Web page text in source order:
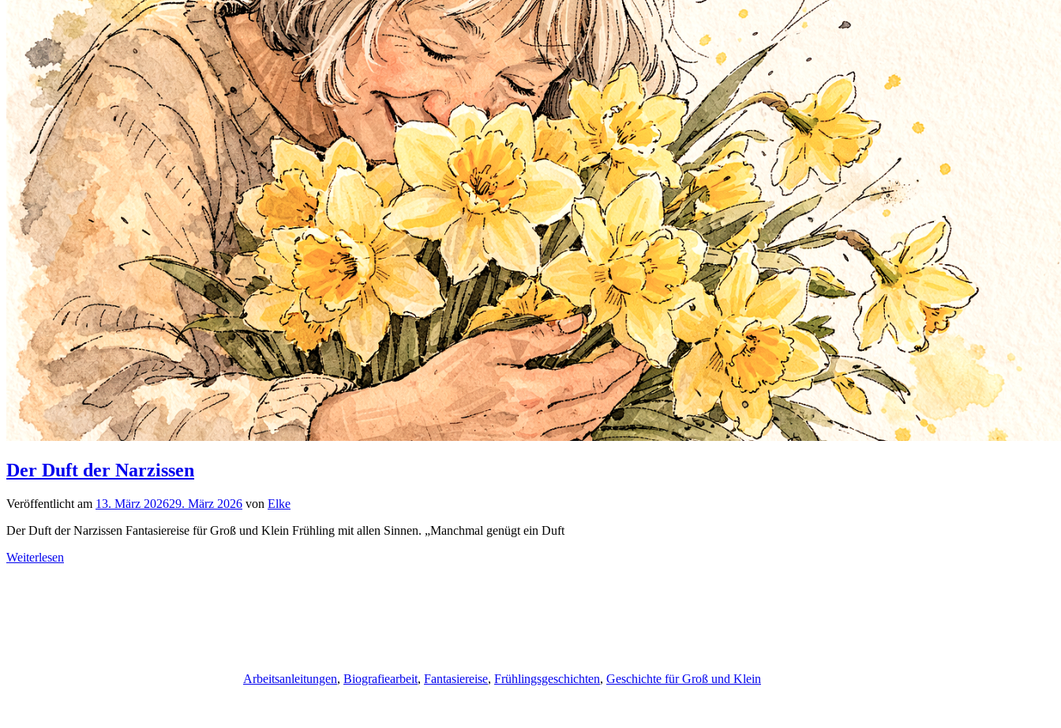
Der Duft der Narzissen
Veröffentlicht am 13. März 202629. März 2026 von Elke
Der Duft der Narzissen Fantasiereise für Groß und Klein Frühling mit allen Sinnen. „Manchmal genügt ein Duft
Weiterlesen
Arbeitsanleitungen, Biografiearbeit, Fantasiereise, Frühlingsgeschichten, Geschichte für Groß und Klein